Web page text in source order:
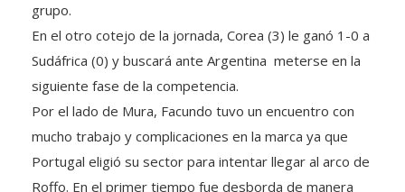
grupo.
En el otro cotejo de la jornada, Corea (3) le ganó 1-0 a
Sudáfrica (0) y buscará ante Argentina meterse en la
siguiente fase de la competencia.
Por el lado de Mura, Facundo tuvo un encuentro con
mucho trabajo y complicaciones en la marca ya que
Portugal eligió su sector para intentar llegar al arco de
Roffo. En el primer tiempo fue desborda de manera